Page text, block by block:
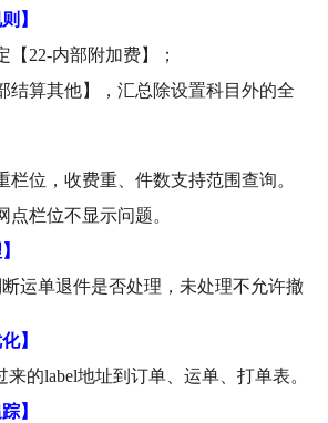
】
【22-内部附加费】；
结算其他】，汇总除设置科目外的全
栏位，收费重、件数支持范围查询。
点栏位不显示问题。
运单退件是否处理，未处理不允许撤
】
来的label地址到订单、运单、打单表。
】